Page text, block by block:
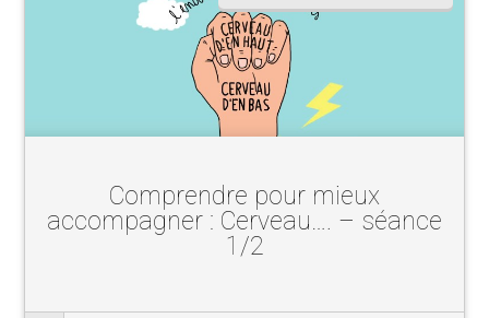
Comprendre pour mieux
accompagner : Cerveau…. – séance
1/2